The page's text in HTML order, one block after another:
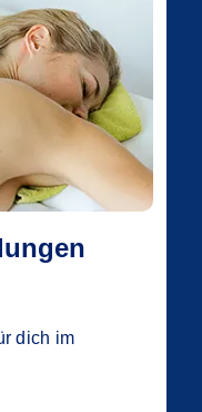
dich im